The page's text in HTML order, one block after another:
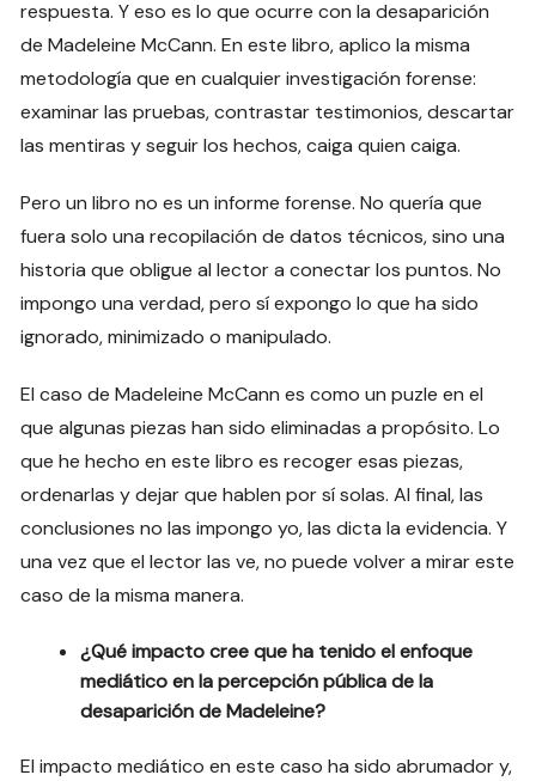
respuesta. Y eso es lo que ocurre con la desaparición
de Madeleine McCann. En este libro, aplico la misma
metodología que en cualquier investigación forense:
examinar las pruebas, contrastar testimonios, descartar
las mentiras y seguir los hechos, caiga quien caiga.
Pero un libro no es un informe forense. No quería que
fuera solo una recopilación de datos técnicos, sino una
historia que obligue al lector a conectar los puntos. No
impongo una verdad, pero sí expongo lo que ha sido
ignorado, minimizado o manipulado.
El caso de Madeleine McCann es como un puzle en el
que algunas piezas han sido eliminadas a propósito. Lo
que he hecho en este libro es recoger esas piezas,
ordenarlas y dejar que hablen por sí solas. Al final, las
conclusiones no las impongo yo, las dicta la evidencia. Y
una vez que el lector las ve, no puede volver a mirar este
caso de la misma manera.
¿Qué impacto cree que ha tenido el enfoque
mediático en la percepción pública de la
desaparición de Madeleine?
El impacto mediático en este caso ha sido abrumador y,